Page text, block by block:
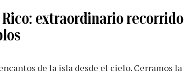
Rico: extraordinario
de la isla desde el cielo. Cerramos